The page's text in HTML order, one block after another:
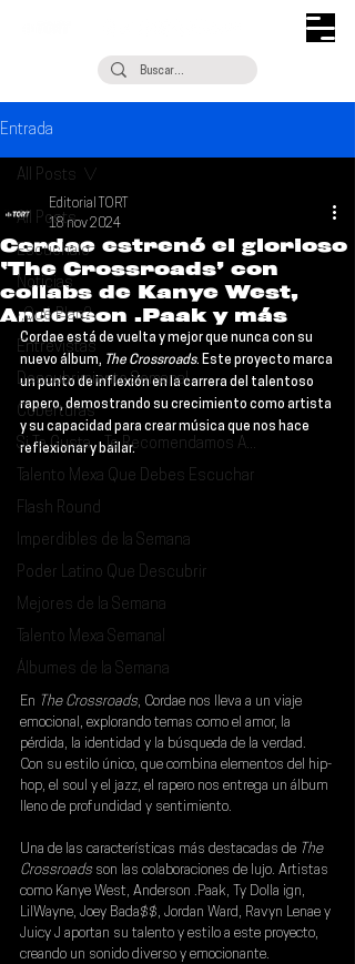
Entrada
All Posts
Escúchalo
Noticias
¿Qué Plan?
Entrevistas
Descubrimiento Semanal
Coberturas
Si Te Gusta... Te Recomendamos A...
Talento Mexa Que Debes Escuchar
Flash Round
Imperdibles de la Semana
Poder Latino Que Descubrir
Mejores de la Semana
Talento Mexa Semanal
Álbumes de la Semana
All Posts
Cordae estrenó el glorioso
‘The Crossroads’ con
collabs de Kanye West,
Anderson .Paak y más
Editorial TORT
18 nov 2024
Cordae está de vuelta y mejor que nunca con su
nuevo álbum, The Crossroads. Este proyecto marca
un punto de inflexión en la carrera del talentoso
rapero, demostrando su crecimiento como artista
y su capacidad para crear música que nos hace
reflexionar y bailar.
En The Crossroads, Cordae nos lleva a un viaje
emocional, explorando temas como el amor, la
pérdida, la identidad y la búsqueda de la verdad.
Con su estilo único, que combina elementos del hip-
hop, el soul y el jazz, el rapero nos entrega un álbum
lleno de profundidad y sentimiento.
Una de las características más destacadas de The
Crossroads son las colaboraciones de lujo. Artistas
como Kanye West, Anderson .Paak, Ty Dolla ign,
LilWayne, Joey Bada$$, Jordan Ward, Ravyn Lenae y
Juicy J aportan su talento y estilo a este proyecto,
creando un sonido diverso y emocionante.